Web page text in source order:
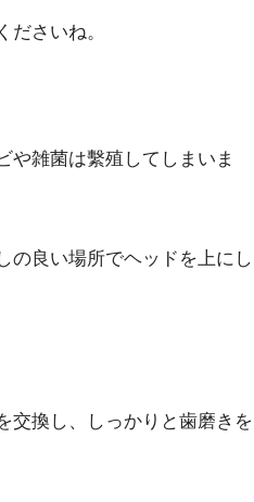
さいね。
や雑菌は繫殖してしまいま
の良い場所でヘッドを上にし
交換し、しっかりと歯磨きを